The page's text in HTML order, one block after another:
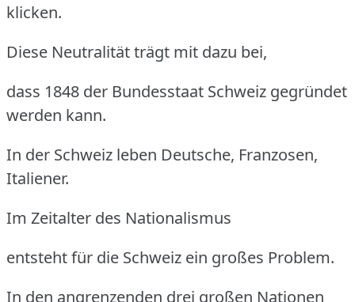
klicken.
Diese Neutralität trägt mit dazu bei,
dass 1848 der Bundesstaat Schweiz gegründet
werden kann.
In der Schweiz leben Deutsche, Franzosen,
Italiener.
Im Zeitalter des Nationalismus
entsteht für die Schweiz ein großes Problem.
In den angrenzenden drei großen Nationen